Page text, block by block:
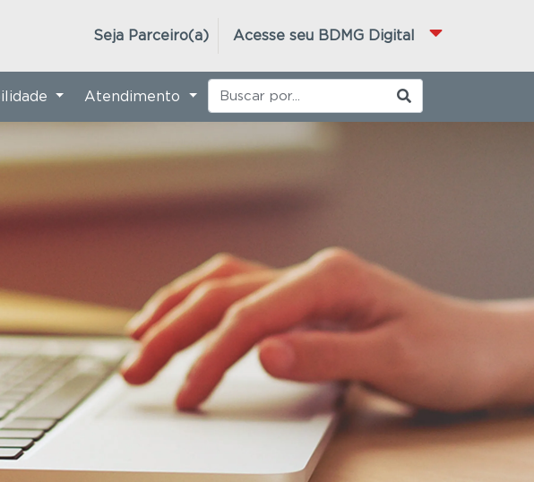
Acesse seu BDMG Digital
Seja Parceiro(a)
Atendimento